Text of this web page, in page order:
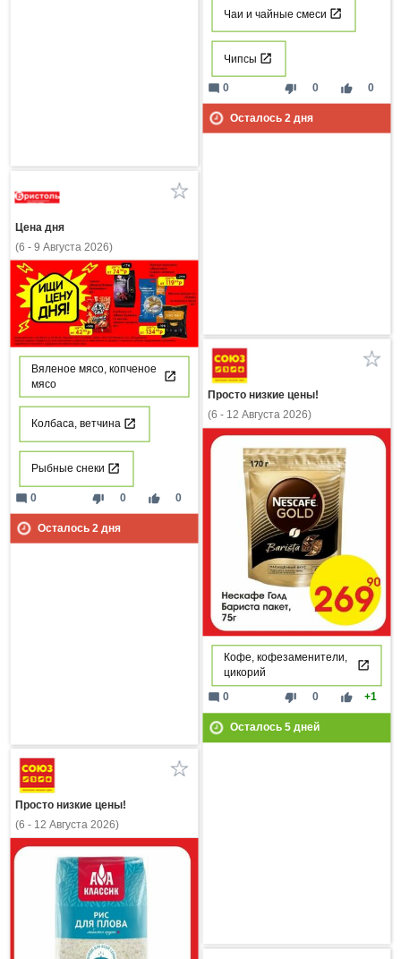
Чаи и чайные смеси
Чипсы
thumb_down 0 thumb_up 0
mode_comment 0
Осталось 2 дня
Цена дня
(6 - 9 Августа 2026)
Вяленое мясо, копченое
мясо
Колбаса, ветчина
Рыбные снеки
thumb_down 0 thumb_up 0
mode_comment 0
Осталось 2 дня
Просто низкие цены!
(6 - 12 Августа 2026)
Кофе, кофезаменители,
цикорий
thumb_down 0 thumb_up +1
mode_comment 0
Осталось 5дней
Просто низкие цены!
(6 - 12 Августа 2026)